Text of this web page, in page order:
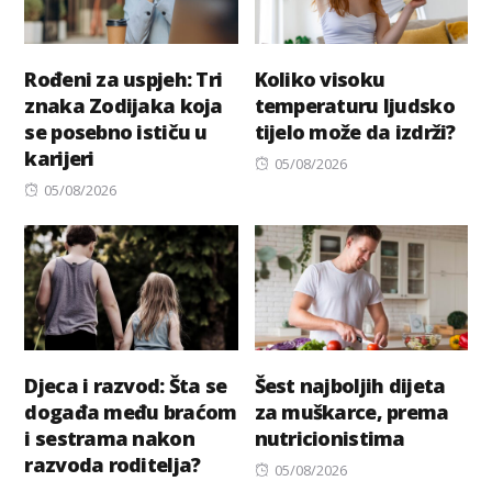
Rođeni za uspjeh: Tri
znaka Zodijaka koja
se posebno ističu u
karijeri
Posted
05/08/2026
Koliko visoku
temperaturu ljudsko
tijelo može da izdrži?
Posted
05/08/2026
Djeca i razvod: Šta se
događa među braćom
i sestrama nakon
razvoda roditelja?
Šest najboljih dijeta
za muškarce, prema
nutricionistima
Posted
05/08/2026